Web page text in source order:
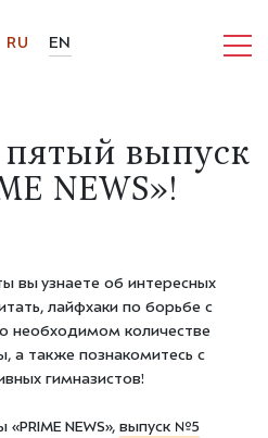
RU EN
пятый выпуск
NEWS»!
вы узнаете об интересных
лайфхаки по борьбе с
необходимом количестве
а также познакомитесь с
гимназистов!
NEWS», выпуск №5